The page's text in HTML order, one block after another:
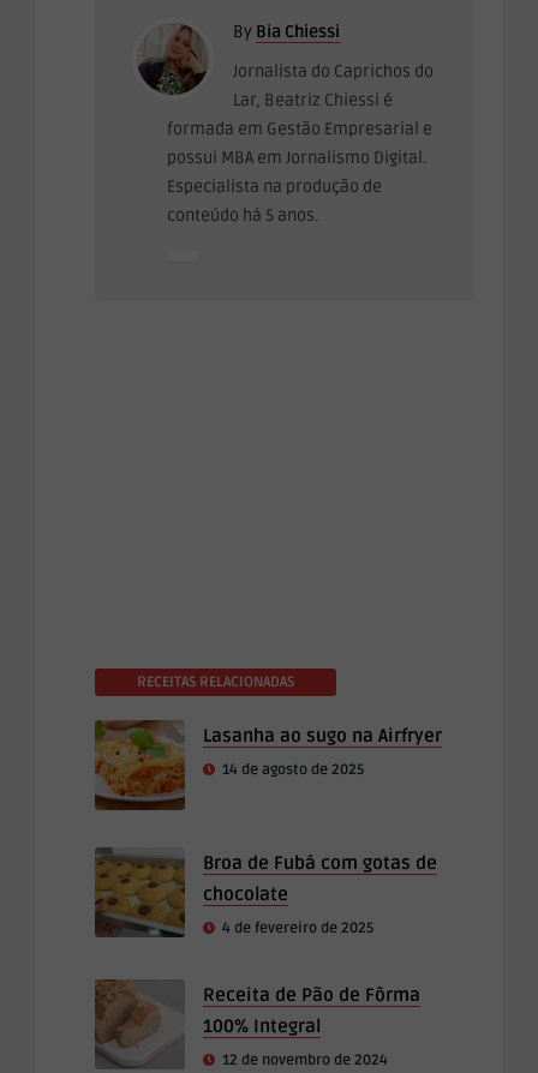
By Bia Chiessi
Jornalista do Caprichos do
Lar, Beatriz Chiessi é
formada em Gestão Empresarial e
possui MBA em Jornalismo Digital.
Especialista na produção de
conteúdo há 5 anos.
RECEITAS RELACIONADAS
Lasanha ao sugo na Airfryer
14 de agosto de 2025
Broa de Fubá com gotas de
chocolate
4 de fevereiro de 2025
Receita de Pão de Fôrma
100% Integral
12 de novembro de 2024